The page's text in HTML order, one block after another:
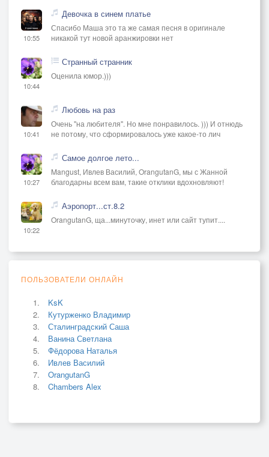
10:55
Девочка в синем платье
Спасибо Маша это та же самая песня в оригинале
никакой тут новой аранжировки нет
10:44
Странный странник
Оценила юмор.)))
10:41
Любовь на раз
Очень "на любителя". Но мне понравилось. ))) И отнюдь
не потому, что сформировалось уже какое-то лич
10:27
Самое долгое лето...
Mangust, Ивлев Василий, OrangutanG, мы с Жанной
благодарны всем вам, такие отклики вдохновляют!
10:22
Аэропорт...ст.8.2
OrangutanG, ща...минуточку, инет или сайт тупит....
ПОЛЬЗОВАТЕЛИ ОНЛАЙН
KsK
Кутурженко Владимир
Сталинградский Саша
Ванина Светлана
Фёдорова Наталья
Ивлев Василий
OrangutanG
Chambers Alex